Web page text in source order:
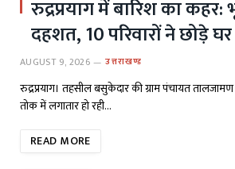
रुद्रप्रयाग में बारिश का
दहशत, 10 परिवारों ने छोड़े घर
AUGUST 9, 2026 उत्तराखण्ड
रुद्रप्रयाग। तहसील बसुकेदार की ग्राम पंचायत
तोक में लगातार हो रही…
READ MORE